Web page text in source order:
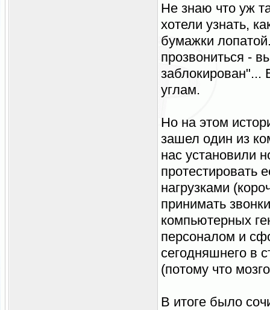
Не знаю что уж
хотели узнать,
бумажки
прозвониться -
заблокирован"...
углам.
Но на этом
зашел один из
нас установили
протестировать
нагрузками
принимать
компьютерных
персоналом и
сегодняшнего в
(потому что
В итоге было